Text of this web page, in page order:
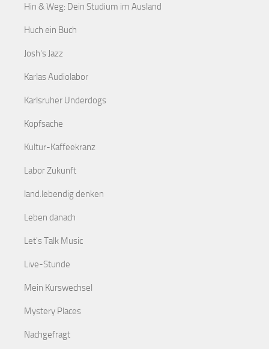
Hin & Weg: Dein Studium im Ausland
Huch ein Buch
Josh's Jazz
Karlas Audiolabor
Karlsruher Underdogs
Kopfsache
Kultur-Kaffeekranz
Labor Zukunft
land.lebendig denken
Leben danach
Let's Talk Music
Live-Stunde
Mein Kurswechsel
Mystery Places
Nachgefragt